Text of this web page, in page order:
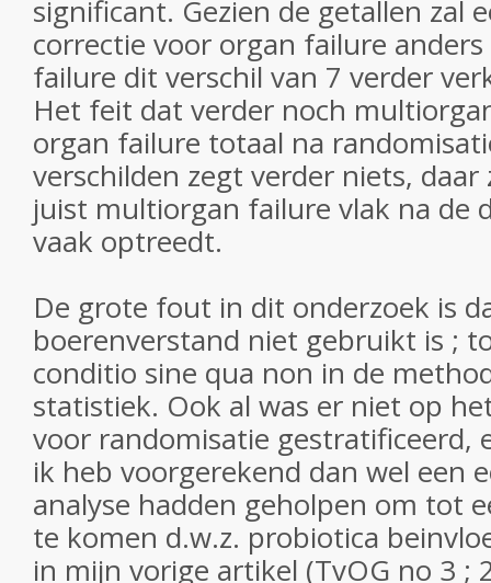
significant. Gezien de getallen zal
correctie voor organ failure
failure dit verschil van 7 verder
Het feit dat verder noch
organ failure totaal na
verschilden zegt verder niets, daar
juist multiorgan failure vlak na de
vaak optreedt.
De grote fout in dit onderzoek is
boerenverstand niet gebruikt is ;
conditio sine qua non in de
statistiek. Ook al was er niet op
voor randomisatie gestratificeerd,
ik heb voorgerekend dan wel een
analyse hadden geholpen om tot
te komen d.w.z. probiotica
in mijn vorige artikel (TvOG no 3 ;